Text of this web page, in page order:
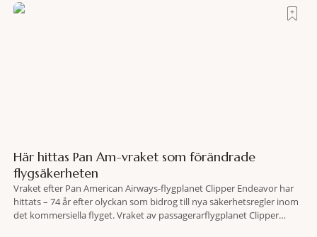
fler människor ska kunna promenera, motionera
Här hittas Pan Am-vraket som förändrade
flygsäkerheten
Vraket efter Pan American Airways-flygplanet Clipper Endeavor har
hittats – 74 år efter olyckan som bidrog till nya säkerhetsregler inom
det kommersiella flyget. Vraket av passagerarflygplanet Clipper